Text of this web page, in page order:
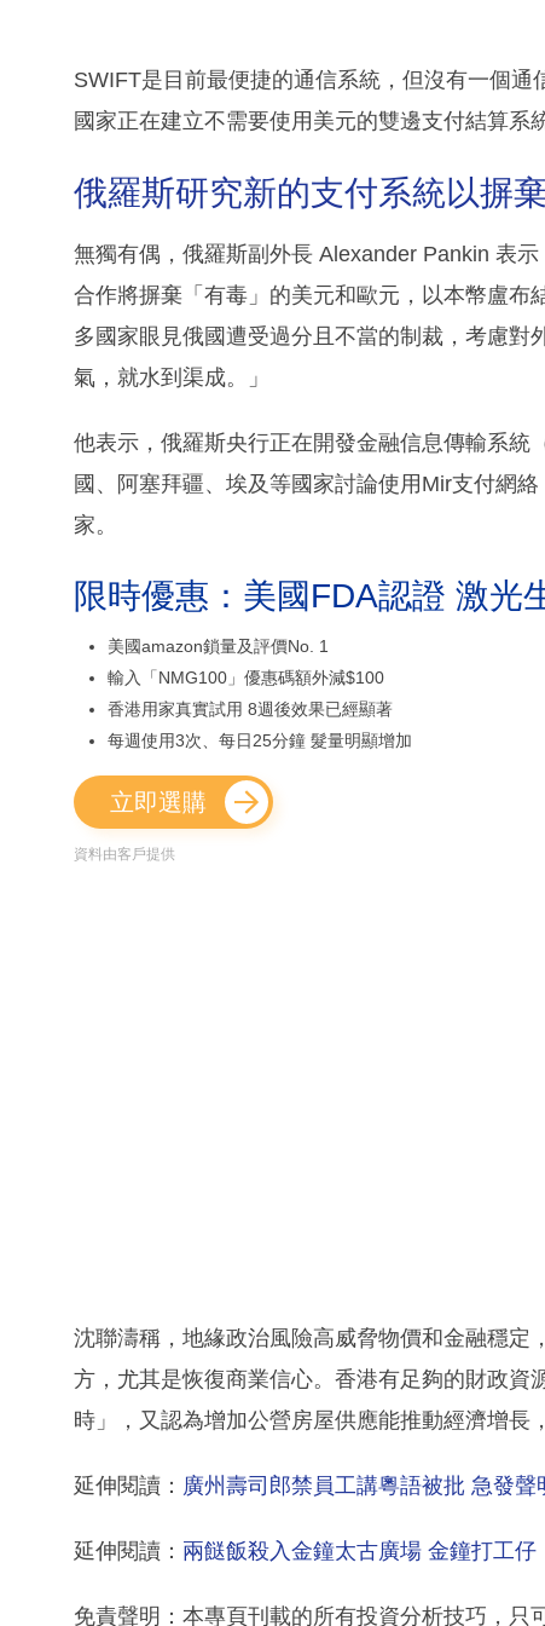
SWIFT是目前最便捷的通信系統，但沒有一個
國家正在建立不需要使用美元的雙邊支付結算系
俄羅斯研究新的支付系統以摒
無獨有偶，俄羅斯副外長 Alexander Pankin 表
合作將摒棄「有毒」的美元和歐元，以本幣盧布
多國家眼見俄國遭受過分且不當的制裁，考慮對
氣，就水到渠成。」
他表示，俄羅斯央行正在開發金融信息傳輸系
國、阿塞拜疆、埃及等國家討論使用Mir支付網
家。
限時優惠：美國FDA認證 激光
美國amazon鎖量及評價No. 1
輸入「NMG100」優惠碼額外減$100
香港用家真實試用 8週後效果已經顯著
每週使用3次、每日25分鐘 髮量明顯增加
立即選購
資料由客戶提供
沈聯濤稱，地緣政治風險高威脅物價和金融穩
方，尤其是恢復商業信心。香港有足夠的財政
時」，又認為增加公營房屋供應能推動經濟增長
延伸閱讀： 廣州壽司郎禁員工講粵語被批 急發
延伸閱讀： 兩餸飯殺入金鐘太古廣場 金鐘打工
免責聲明：本專頁刊載的所有投資分析技巧，只